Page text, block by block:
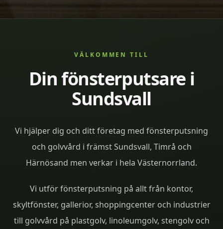
VÄLKOMMEN TILL
Din fönsterputsare i
Sundsvall
Vi hjälper dig och ditt företag med fönsterputsning
och golvvård i främst Sundsvall, Timrå och
Härnösand men verkar i hela Västernorrland.
Vi utför fönsterputsning på allt från kontor,
skyltfönster, gallerior, shoppingcenter och industrier
till golvvård på plastgolv, linoleumgolv, stengolv och